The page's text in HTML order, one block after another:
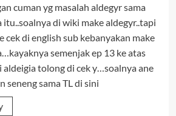
cuman yg masalah aldegyr sama
itu..soalnya di wiki make aldegyr..tapi
cek di english sub kebanyakan make
semenjak ep 13 ke atas
aldeigia tolong di cek y…soalnya ane
seneng sama TL di sini